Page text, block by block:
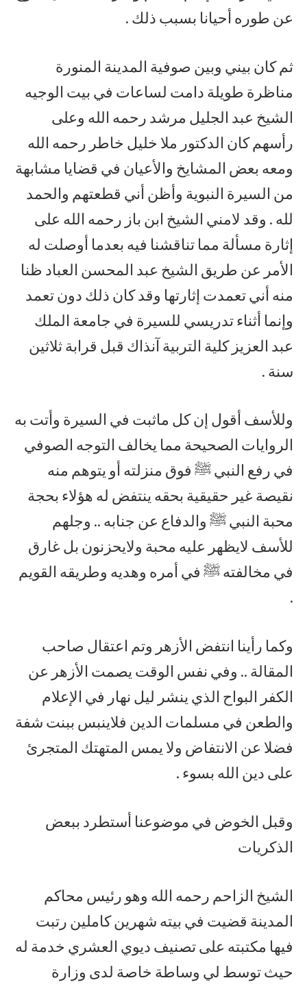
عن طوره أحيانا بسبب ذلك .
ثم كان بيني وبين صوفية المدينة المنورة
مناظرة طويلة دامت لساعات في بيت الوجيه
الشيخ عبد الجليل مرشد رحمه الله وعلى
رأسهم كان الدكتور ملا خليل خاطر رحمه الله
ومعه بعض المشايخ والأعيان في قضايا مشابهة
من السيرة النبوية وأظن أني قطعتهم والحمد
لله . وقد لامني الشيخ ابن باز رحمه الله على
إثارة مسألة مما تناقشنا فيه بعدما أوصلت له
الأمر عن طريق الشيخ عبد المحسن العباد ظنا
منه أني تعمدت إثارتها وقد كان ذلك دون تعمد
وإنما أثناء تدريسي للسيرة في جامعة الملك
عبد العزيز كلية التربية آنذاك قبل قرابة ثلاثين
سنة .
وللأسف أقول إن كل ماثبت في السيرة وأتت به
الروايات الصحيحة مما يخالف التوجه الصوفي
في رفع النبي ﷺ فوق منزلته أو يتوهم منه
نقيصة غير حقيقية بحقه ينتفض له هؤلاء بحجة
محبة النبي ﷺ والدفاع عن جنابه .. وجلهم
للأسف لايظهر عليه محبة ولايحزنون بل غارق
في مخالفته ﷺ في أمره وهديه وطريقه القويم
.
وكما رأينا انتفض الأزهر وتم اعتقال صاحب
المقالة .. وفي نفس الوقت يصمت الأزهر عن
الكفر البواح الذي ينشر ليل نهار في الإعلام
والطعن في مسلمات الدين فلاينبس ببنت شفة
فضلا عن الانتفاض ولا يمس المتهتك المتجرئ
على دين الله بسوء .
وقبل الخوض في موضوعنا أستطرد ببعض
الذكريات
الشيخ الزاحم رحمه الله وهو رئيس محاكم
المدينة قضيت في بيته شهرين كاملين رتبت
فيها مكتبته على تصنيف ديوي العشري خدمة له
حيث توسط لي وساطة خاصة لدى وزارة